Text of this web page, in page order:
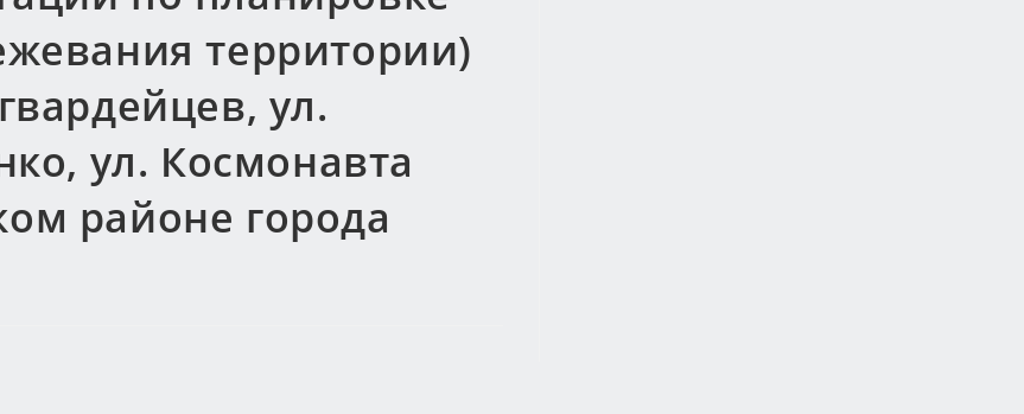
территории)
ул.
ул. Космонавта
районе города